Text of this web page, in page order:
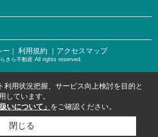
ー 利用規約 ｜アクセスマップ
きら不動産 All rights reserved.
用状況把握、サービス向上検討を目的と
しています。
いについて」 をご確認ください。
閉じる